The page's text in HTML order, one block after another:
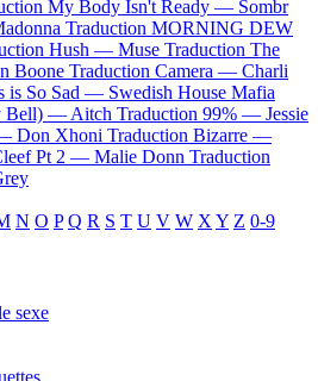
My Body Isn't Ready — Sombr
Traduction MORNING DEW
Hush — Muse Traduction The
Boone Traduction Camera — Charli
is So Sad — Swedish House Mafia
Bell) — Aitch Traduction 99% — Jessie
Don Xhoni Traduction Bizarre —
Pt 2 — Malie Donn Traduction
N O P Q R S T U V W X Y Z 0-9
sexe